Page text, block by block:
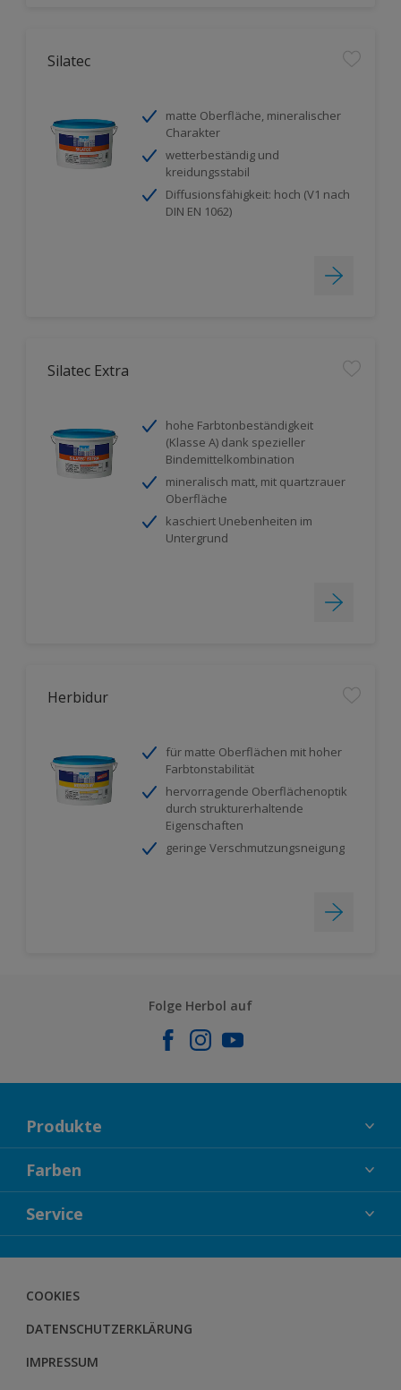
Silatec
matte Oberfläche, mineralischer
Charakter
wetterbeständig und
kreidungsstabil
Diffusionsfähigkeit: hoch (V1 nach
DIN EN 1062)
Silatec Extra
hohe Farbtonbeständigkeit
(Klasse A) dank spezieller
Bindemittelkombination
mineralisch matt, mit quartzrauer
Oberfläche
kaschiert Unebenheiten im
Untergrund
Herbidur
für matte Oberflächen mit hoher
Farbtonstabilität
hervorragende Oberflächenoptik
durch strukturerhaltende
Eigenschaften
geringe Verschmutzungsneigung
Folge Herbol auf
Produkte
FASSADENFARBEN
INNENFARBEN
LACKE
BODENSYSTEM
Farben
KOLLEKTIONEN
FARBTRENDS
FARBBERATUNG
Service
HERBOL NACHRICHTEN
HERBOL WERBEMITTELSHOP
SCHULUNGEN
COOKIES
DATENSCHUTZERKLÄRUNG
IMPRESSUM